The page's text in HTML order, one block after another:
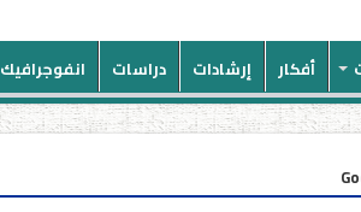
أفكار إرشادات دراسات انفوجرافيك